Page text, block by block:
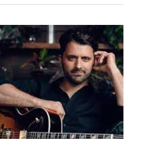
with Guitar